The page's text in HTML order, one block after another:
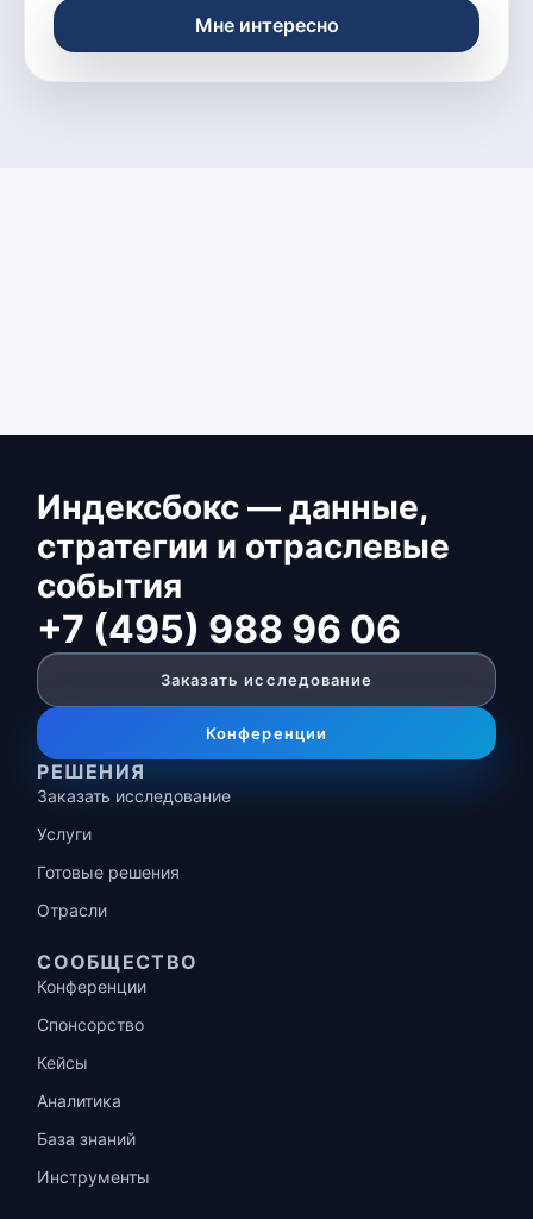
Мне интересно
Индексбокс — данные,
стратегии и отраслевые
события
+7 (495) 988 96 06
Заказать исследование
Конференции
РЕШЕНИЯ
Заказать исследование
Услуги
Готовые решения
Отрасли
СООБЩЕСТВО
Конференции
Спонсорство
Кейсы
Аналитика
База знаний
Инструменты